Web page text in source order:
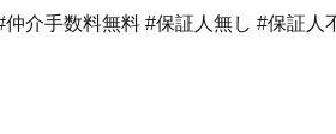
仲介手数料無料 #保証人無し #保証